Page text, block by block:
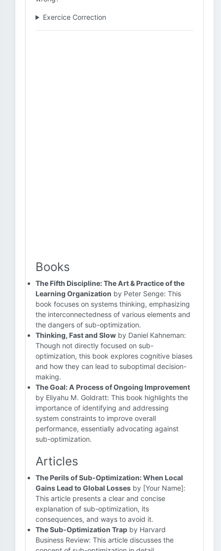
Exercice Correction
Books
The Fifth Discipline: The Art & Practice of the
Learning Organization by Peter Senge: This
book focuses on systems thinking, emphasizing
the interconnectedness of various elements and
the dangers of sub-optimization.
Thinking, Fast and Slow by Daniel Kahneman:
Though not directly focused on sub-
optimization, this book explores cognitive biases
and how they can lead to suboptimal decision-
making.
The Goal: A Process of Ongoing Improvement
by Eliyahu M. Goldratt: This book highlights the
importance of identifying and addressing
system constraints to improve overall
performance, essentially advocating against
sub-optimization.
Articles
The Perils of Sub-Optimization: When Local
Gains Lead to Global Losses by [Your Name]:
This article presents a clear and concise
explanation of sub-optimization, its
consequences, and ways to avoid it.
The Sub-Optimization Trap by Harvard
Business Review: This article discusses the